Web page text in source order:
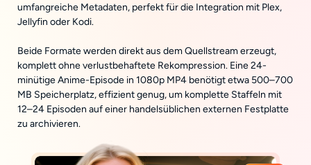
umfangreiche Metadaten, perfekt für die Integration mit Plex,
Jellyfin oder Kodi.
Beide Formate werden direkt aus dem Quellstream erzeugt,
komplett ohne verlustbehaftete Rekompression. Eine 24-
minütige Anime-Episode in 1080p MP4 benötigt etwa 500–700
MB Speicherplatz, effizient genug, um komplette Staffeln mit
12–24 Episoden auf einer handelsüblichen externen Festplatte
zu archivieren.